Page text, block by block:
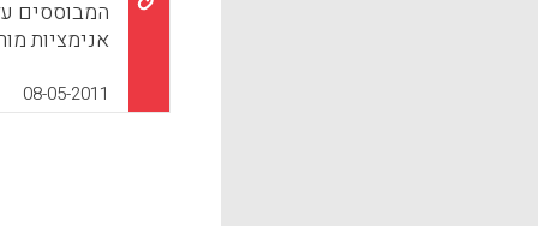
המבוססים
אנימציות
אנימציה
בבתי הספר
08-05-2011